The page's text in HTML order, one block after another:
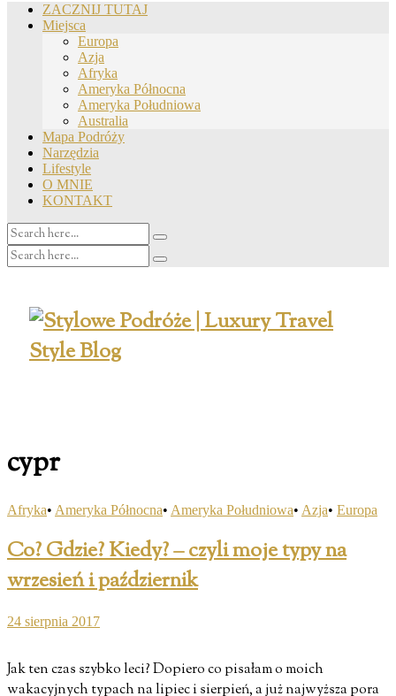
ZACZNIJ TUTAJ
Miejsca
Europa
Azja
Afryka
Ameryka Północna
Ameryka Południowa
Australia
Mapa Podróży
Narzędzia
Lifestyle
O MNIE
KONTAKT
cypr
Afryka• Ameryka Północna• Ameryka Południowa• Azja• Europa
Co? Gdzie? Kiedy? – czyli moje typy na
wrzesień i październik
24 sierpnia 2017
Jak ten czas szybko leci? Dopiero co pisałam o moich
wakacyjnych typach na lipiec i sierpień, a już najwyższa pora